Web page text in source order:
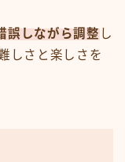
誤しながら調整 し
しさと楽しさを